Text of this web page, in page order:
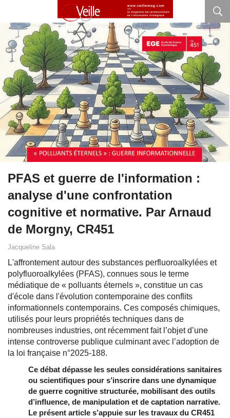
PFAS et guerre de l'information :
analyse d'une confrontation
cognitive et normative. Par Arnaud
de Morgny, CR451
Jacqueline Sala
L'affrontement autour des substances perfluoroalkylées et
polyfluoroalkylées (PFAS), connues sous le terme
médiatique de « polluants éternels », constitue un cas
d'école dans l'évolution contemporaine des conflits
informationnels contemporains. Ces composés chimiques,
utilisés pour leurs propriétés techniques dans de
nombreuses industries, ont récemment fait l’objet d’une
intense controverse publique culminant avec l’adoption de
la loi française n°2025-188.
Ce débat dépasse les seules considérations sanitaires
ou scientifiques pour s’inscrire dans une dynamique
de guerre cognitive structurée, mobilisant des outils
d’influence, de manipulation et de captation narrative.
Le présent article s’appuie sur les travaux du CR451